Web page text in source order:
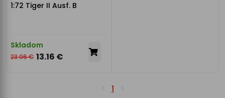
1:72 Tiger II Ausf. B
Skladom
23.96 € 13.16 €
1